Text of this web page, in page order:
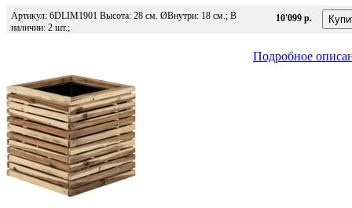
Артикул: 6DLIM1901 Высота: 28 см. ØВнутри: 18 см.; В
наличии: 2 шт.;
10'099 р.
Подробное